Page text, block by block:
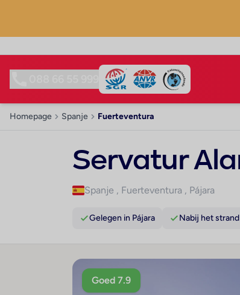
Homepage Spanje Fuerteventura
Servatur
Spanje , Fuerteventura , Pájara
Gelegen in Pájara Nabij het strand
Goed 7.9